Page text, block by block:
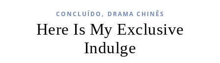
CONCLUÍDO , DRAMA CHINÊS
Here Is My Exclusive
Indulge